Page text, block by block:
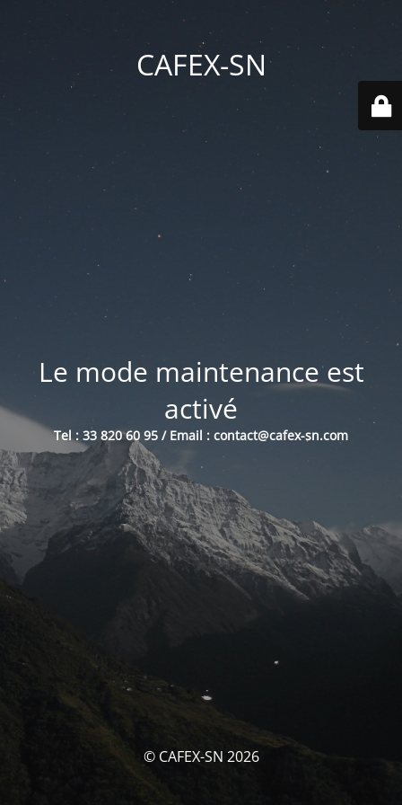
CAFEX-SN
Le mode maintenance est
activé
Tel : 33 820 60 95 / Email : contact@cafex-sn.com
© CAFEX-SN 2026